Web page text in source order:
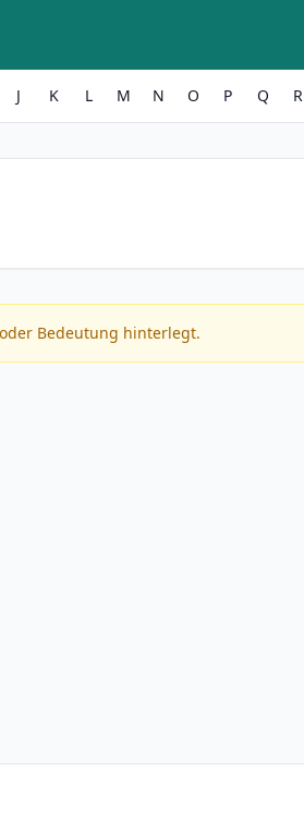
J K L M N O P Q R
Bedeutung hinterlegt.